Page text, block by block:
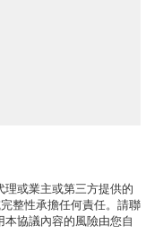
或業主或第三方提供的
整性承擔任何責任。請聯
協議內容的風險由您自